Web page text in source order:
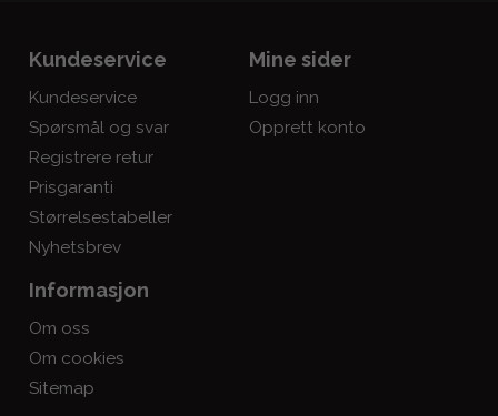
Kundeservice
Kundeservice
Spørsmål og svar
Registrere retur
Prisgaranti
Størrelsestabeller
Nyhetsbrev
Mine sider
Logg inn
Opprett konto
Informasjon
Om oss
Om cookies
Sitemap